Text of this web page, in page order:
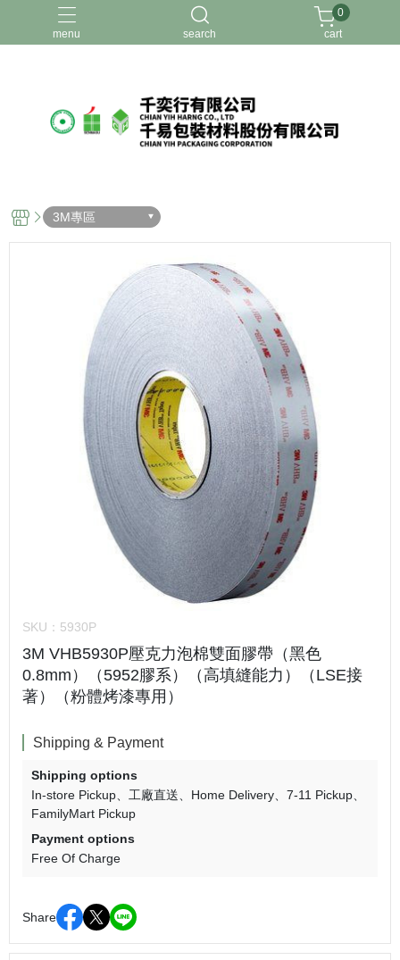
menu search
0
cart
3M專區
SKU： 5930P
3M VHB5930P壓克力泡棉雙面膠帶（黑色
0.8mm）（5952膠系）（高填縫能力）（LSE接
著）（粉體烤漆專用）
Shipping & Payment
Shipping options
In-store Pickup
工廠直送 Home Delivery
7-11 Pickup
FamilyMart Pickup
Payment options
Free Of Charge
Share